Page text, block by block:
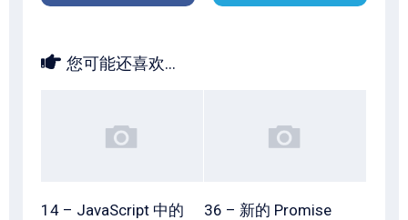
您可能还喜欢...
14 – JavaScript 中的
36 – 新的 Promise